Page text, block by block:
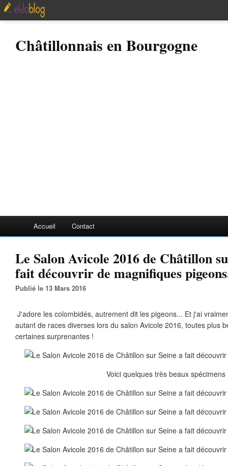
Châtillonnais en Bourgogne
Accueil Contact
Le Salon Avicole 2016 de Châtillon
fait découvrir de magnifiques
Publié le 13 Mars 2016
J'adore les colombidés, autrement dit les pigeons... Et j'ai
autant de races diverses lors du salon Avicole 2016, toutes plus
certaines surprenantes !
Voici quelques très beaux spécimens